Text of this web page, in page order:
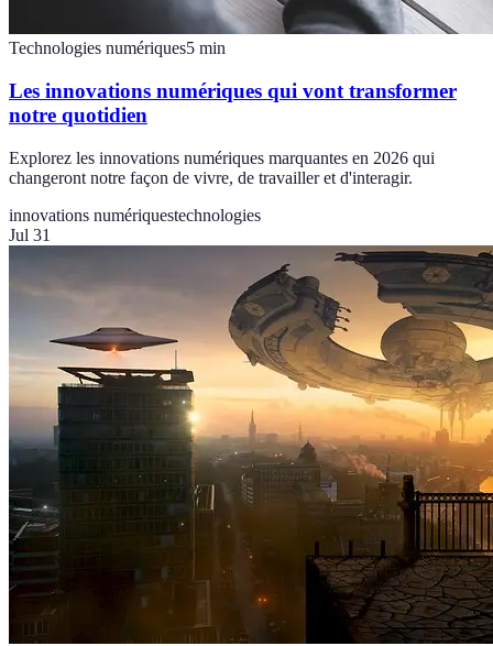
Technologies numériques5 min
Les innovations numériques qui vont transformer
notre quotidien
Explorez les innovations numériques marquantes en 2026 qui
changeront notre façon de vivre, de travailler et d'interagir.
innovations numériquestechnologies
Jul 31